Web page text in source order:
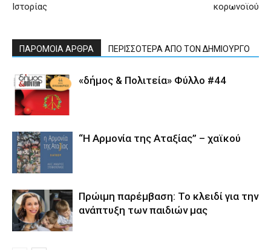
Ιστορίας
κορωνοϊού
ΠΑΡΟΜΟΙΑ ΑΡΘΡΑ ΠΕΡΙΣΣΟΤΕΡΑ ΑΠΟ ΤΟΝ ΔΗΜΙΟΥΡΓΟ
«δήμος & Πολιτεία» Φύλλο #44
“Η Αρμονία της Αταξίας” – χαϊκού
Πρώιμη παρέμβαση: Το κλειδί για την
ανάπτυξη των παιδιών µας